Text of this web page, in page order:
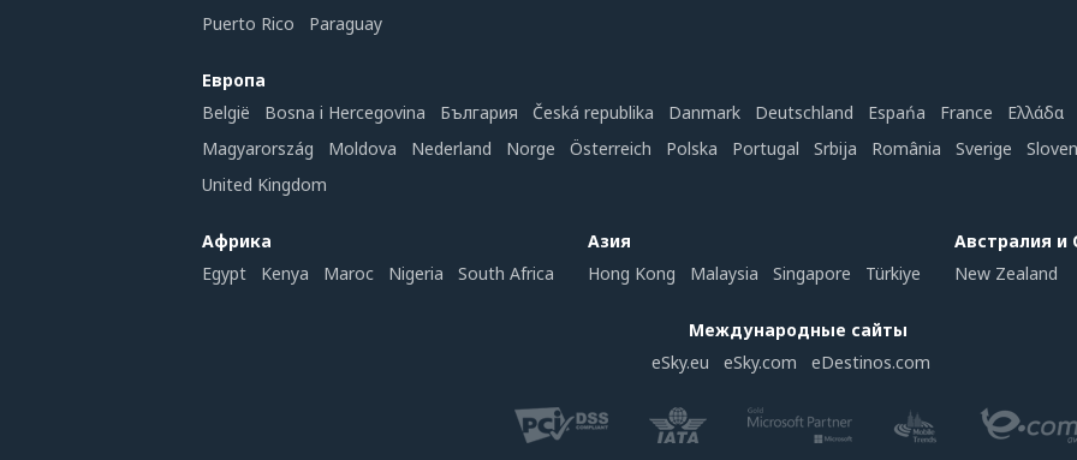
Puerto Rico
Paraguay
Европа
België
Bosna i Hercegovina България Česká republika Danmark Deutschland Espańa France
Ελλάδα
Magyarország
Moldova Nederland Norge Österreich Polska Portugal Srbija România Sverige
United Kingdom
Африка
Egypt
Kenya Maroc Nigeria South Africa
Азия
Hong Kong
Malaysia Singapore Türkiye
Австралия и
New Zealand
Международные сайты
eSky.eu
eSky.com eDestinos.com